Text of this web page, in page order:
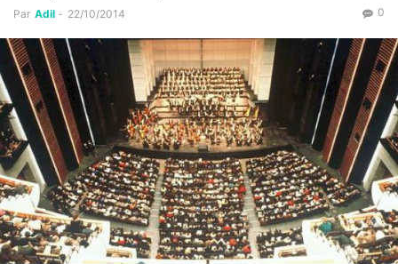
Par Adil - 22/10/2014 0